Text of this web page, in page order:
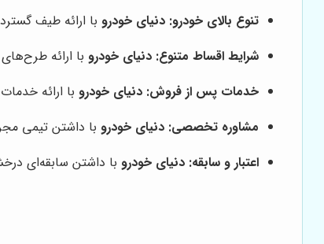
تنوع بالای خودرو: دنیای خودرو با ارائه طیف
شرایط اقساط متنوع: دنیای خودرو با ارائه
خدمات پس از فروش: دنیای خودرو با ارائه
مشاوره تخصصی: دنیای خودرو با داشتن تیمی
اعتبار و سابقه: دنیای خودرو با داشتن سابقه‌ای